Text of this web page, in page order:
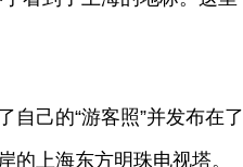
己的“游客照”并发布在了
的上海东方明珠电视塔。